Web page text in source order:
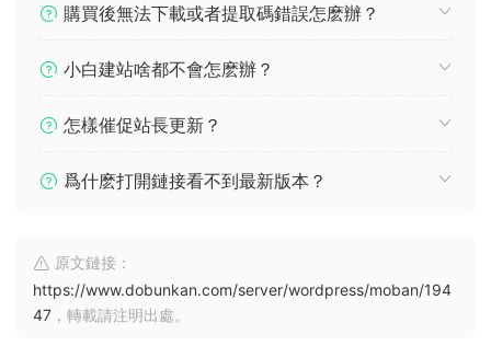
購買後無法下載或者提取碼錯誤怎麽辦？
小白建站啥都不會怎麽辦？
怎樣催促站長更新？
爲什麽打開鏈接看不到最新版本？
原文鏈接：
https://www.dobunkan.com/server/wordpress/moban/194
47 ，轉載請注明出處。